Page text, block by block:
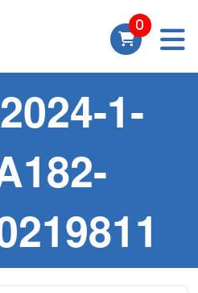
1-